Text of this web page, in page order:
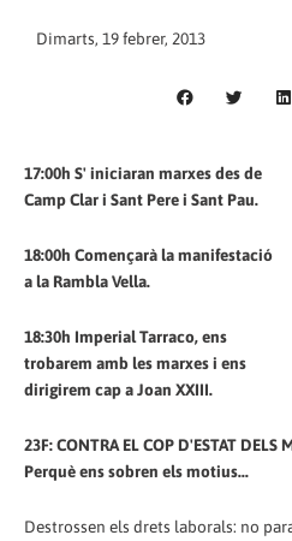
Dimarts, 19 febrer, 2013
17:00h S' iniciaran marxes des de
Camp Clar i Sant Pere i Sant Pau.
18:00h Començarà la manifestació
a la Rambla Vella.
18:30h Imperial Tarraco, ens
trobarem amb les marxes i ens
dirigirem cap a Joan XXIII.
23F: CONTRA EL COP D'ESTAT DELS
Perquè ens sobren els motius...
Destrossen els drets laborals: no